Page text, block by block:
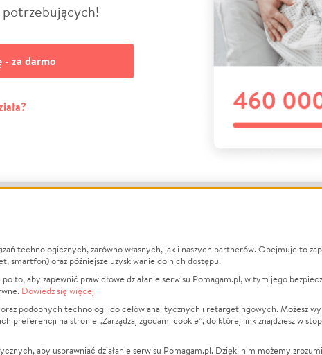
- za darmo
to działa?
Prywatności
O nas
Opinie
Raporty
Za darmo
Pożar
technologicznych, zarówno własnych, jak i naszych partnerów. Obejmuje to
smartfon) oraz późniejsze uzyskiwanie do nich dostępu.
to, aby zapewnić prawidłowe działanie serwisu Pomagam.pl, w tym jego
Dowiedz się więcej
oraz podobnych technologii do celów analitycznych i retargetingowych. Możesz
preferencji na stronie „Zarządzaj zgodami cookie”, do której link znajdziesz w
aby usprawniać działanie serwisu Pomagam.pl. Dzięki nim możemy